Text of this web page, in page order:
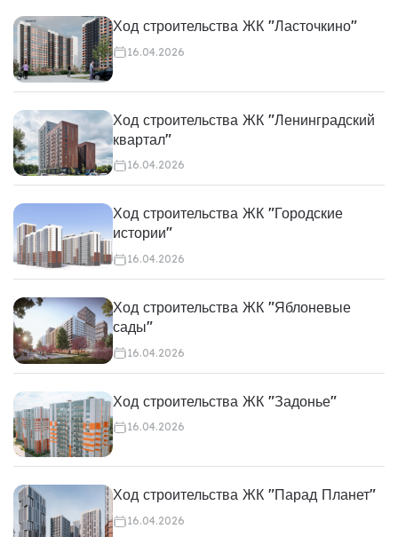
Ход строительства ЖК "Ласточкино"
16.04.2026
Ход строительства ЖК "Ленинградский
квартал"
16.04.2026
Ход строительства ЖК "Городские
истории"
16.04.2026
Ход строительства ЖК "Яблоневые
сады"
16.04.2026
Ход строительства ЖК "Задонье"
16.04.2026
Ход строительства ЖК "Парад Планет"
16.04.2026